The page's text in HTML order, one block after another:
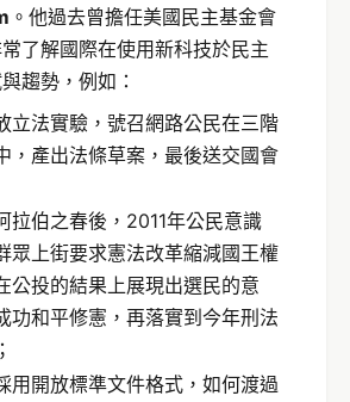
。他過去曾擔任美國民主基金會
了解國際在使用新科技於民主
趨勢，例如：
立法實驗，號召網路公民在三階
，產出法條草案，最後送交國會
拉伯之春後，2011年公民意識
眾上街要求憲法改革縮減國王權
公投的結果上展現出選民的意
功和平修憲，再落實到今年刑法
用開放標準文件格式，如何渡過